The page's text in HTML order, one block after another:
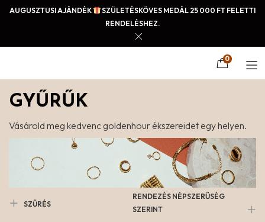
AUGUSZTUSI AJÁNDÉK
SZÜLETÉSKÖVES MEDÁL 25 000 FT FELETTI
RENDELÉSHEZ.
0
GYŰRŰK
Vásárold meg kedvenc goldenhour ékszereidet egy helyen.
SZŰRÉS
RENDEZÉS NÉPSZERŰSÉG
SZERINT